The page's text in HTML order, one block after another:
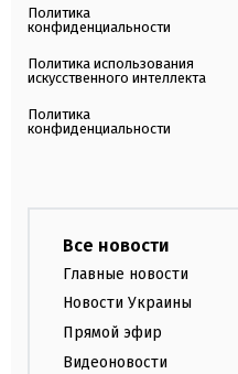
Политика
конфиденциальности
Политика использования
искусственного интеллекта
Политика
конфиденциальности
Все новости
Главные новости
Новости Украины
Прямой эфир
Видеоновости